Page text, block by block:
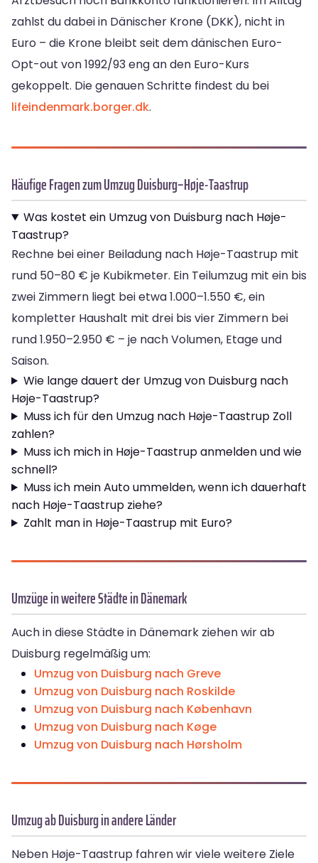
zahlst du dabei in Dänischer Krone (DKK), nicht in
Euro – die Krone bleibt seit dem dänischen Euro-
Opt-out von 1992/93 eng an den Euro-Kurs
gekoppelt. Die genauen Schritte findest du bei
lifeindenmark.borger.dk.
Häufige Fragen zum Umzug Duisburg–Høje-Taastrup
Was kostet ein Umzug von Duisburg nach Høje-
Taastrup?
Rechne bei einer Beiladung nach Høje-Taastrup mit
rund 50–80 € je Kubikmeter. Ein Teilumzug mit ein bis
zwei Zimmern liegt bei etwa 1.000–1.550 €, ein
kompletter Haushalt mit drei bis vier Zimmern bei
rund 1.950–2.950 € – je nach Volumen, Etage und
Saison.
Wie lange dauert der Umzug von Duisburg nach
Høje-Taastrup?
Muss ich für den Umzug nach Høje-Taastrup Zoll
zahlen?
Muss ich mich in Høje-Taastrup anmelden und wie
schnell?
Muss ich mein Auto ummelden, wenn ich dauerhaft
nach Høje-Taastrup ziehe?
Zahlt man in Høje-Taastrup mit Euro?
Umzüge in weitere Städte in Dänemark
Auch in diese Städte in Dänemark ziehen wir ab
Duisburg regelmäßig um:
Umzug von Duisburg nach Greve
Umzug von Duisburg nach Roskilde
Umzug von Duisburg nach København
Umzug von Duisburg nach Køge
Umzug von Duisburg nach Hørsholm
Umzug ab Duisburg in andere Länder
Neben Høje-Taastrup fahren wir viele weitere Ziele